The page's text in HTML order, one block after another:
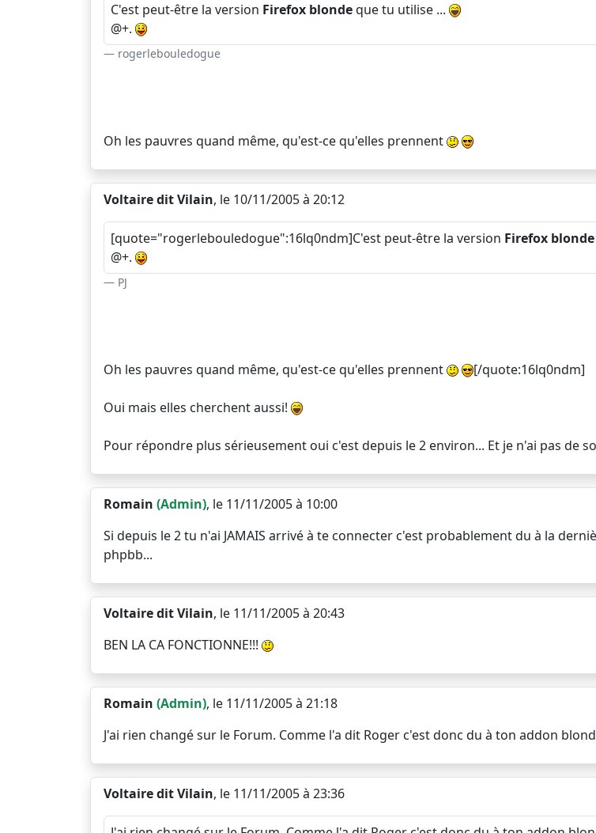
C'est peut-être la version Firefox blondeque tu utilise ...
@+.
rogerlebouledogue
Oh les pauvres quand même, qu'est-ce qu'elles prennent
Voltaire dit Vilain, le 10/11/2005 à 20:12
[quote="rogerlebouledogue":16lq0ndm]C'est peut-être la version Firefox blonde
@+.
PJ
Oh les pauvres quand même, qu'est-ce qu'elles prennent [/quote:16lq0ndm]
Oui mais elles cherchent aussi!
Pour répondre plus sérieusement oui c'est depuis le 2 environ... Et je n'ai pas de
Romain (Admin), le 11/11/2005 à 10:00
Si depuis le 2 tu n'ai JAMAIS arrivé à te connecter c'est probablement du à la
phpbb...
Voltaire dit Vilain, le 11/11/2005 à 20:43
BEN LA CA FONCTIONNE!!!
Romain (Admin), le 11/11/2005 à 21:18
J'ai rien changé sur le Forum. Comme l'a dit Roger c'est donc du à ton addon
Voltaire dit Vilain, le 11/11/2005 à 23:36